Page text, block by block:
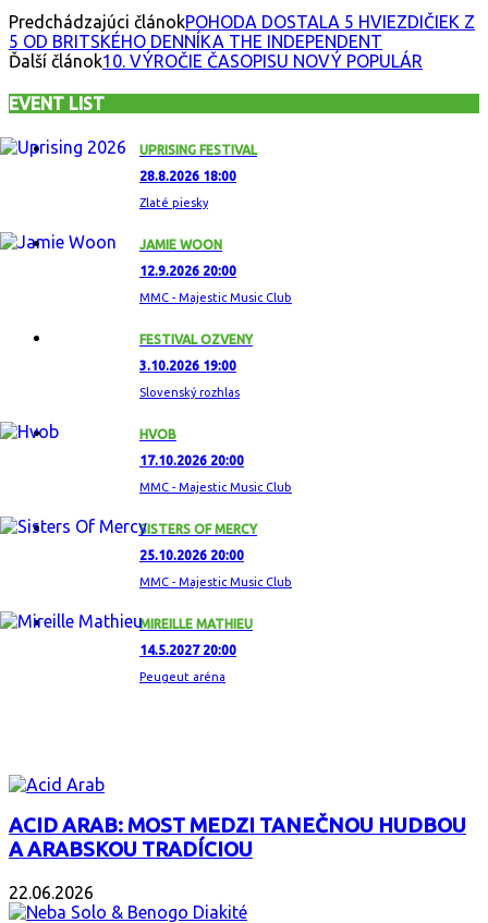
Predchádzajúci článokPOHODA DOSTALA 5 HVIEZDIČIEK Z
5 OD BRITSKÉHO DENNÍKA THE INDEPENDENT
Ďalší článok10. VÝROČIE ČASOPISU NOVÝ POPULÁR
EVENT LIST
UPRISING FESTIVAL
28.8.2026 18:00
Zlaté piesky
JAMIE WOON
12.9.2026 20:00
MMC - Majestic Music Club
FESTIVAL OZVENY
3.10.2026 19:00
Slovenský rozhlas
HVOB
17.10.2026 20:00
MMC - Majestic Music Club
SISTERS OF MERCY
25.10.2026 20:00
MMC - Majestic Music Club
MIREILLE MATHIEU
14.5.2027 20:00
Peugeut aréna
ACID ARAB: MOST MEDZI TANEČNOU HUDBOU
A ARABSKOU TRADÍCIOU
22.06.2026